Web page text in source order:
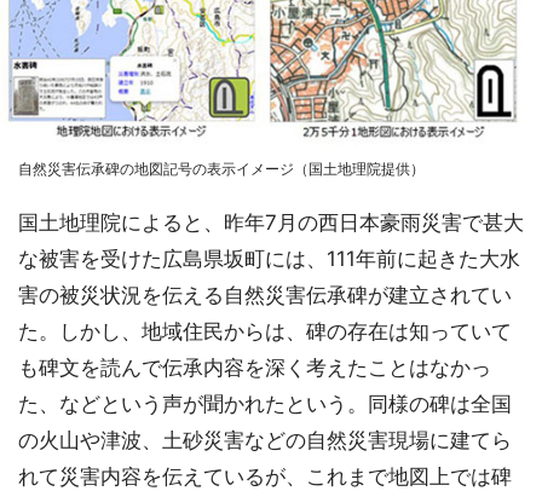
自然災害伝承碑の地図記号の表示イメージ（国土地理院提供）
国土地理院によると、昨年7月の西日本豪雨災害で甚大
な被害を受けた広島県坂町には、111年前に起きた大水
害の被災状況を伝える自然災害伝承碑が建立されてい
た。しかし、地域住民からは、碑の存在は知っていて
も碑文を読んで伝承内容を深く考えたことはなかっ
た、などという声が聞かれたという。同様の碑は全国
の火山や津波、土砂災害などの自然災害現場に建てら
れて災害内容を伝えているが、これまで地図上では碑